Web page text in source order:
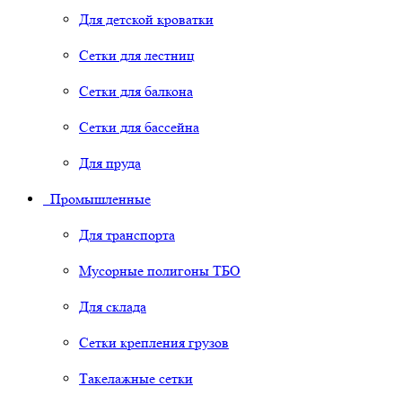
Для детской кроватки
Сетки для лестниц
Сетки для балкона
Сетки для бассейна
Для пруда
Промышленные
Для транспорта
Мусорные полигоны ТБО
Для склада
Сетки крепления грузов
Такелажные сетки